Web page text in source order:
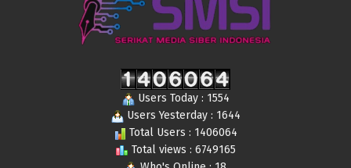
Users Today : 1554
Users Yesterday : 1644
Total Users : 1406064
Total views : 6749165